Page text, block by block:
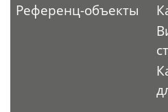
Референц-объекты